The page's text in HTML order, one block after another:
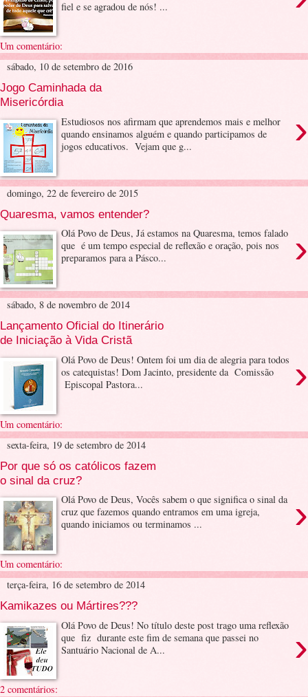
fiel e se agradou de nós! ...
Um comentário:
sábado, 10 de setembro de 2016
Jogo Caminhada da
Misericórdia
›
Estudiosos nos afirmam que aprendemos mais e melhor
quando ensinamos alguém e quando participamos de
jogos educativos. Vejam que g...
domingo, 22 de fevereiro de 2015
Quaresma, vamos entender?
›
Olá Povo de Deus, Já estamos na Quaresma, temos falado
que é um tempo especial de reflexão e oração, pois nos
preparamos para a Pásco...
sábado, 8 de novembro de 2014
Lançamento Oficial do Itinerário
de Iniciação à Vida Cristã
›
Olá Povo de Deus! Ontem foi um dia de alegria para todos
os catequistas! Dom Jacinto, presidente da Comissão
Episcopal Pastora...
Um comentário:
sexta-feira, 19 de setembro de 2014
Por que só os católicos fazem
o sinal da cruz?
›
Olá Povo de Deus, Vocês sabem o que significa o sinal da
cruz que fazemos quando entramos em uma igreja,
quando iniciamos ou terminamos ...
Um comentário:
terça-feira, 16 de setembro de 2014
Kamikazes ou Mártires???
›
Olá Povo de Deus! No título deste post trago uma reflexão
que fiz durante este fim de semana que passei no
Santuário Nacional de A...
2 comentários: